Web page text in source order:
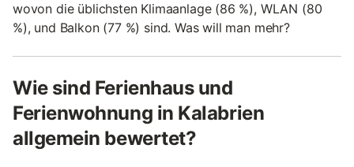
wovon die üblichsten Klimaanlage (86 %), WLAN (80
%), und Balkon (77 %) sind. Was will man mehr?
Wie sind Ferienhaus und
Ferienwohnung in Kalabrien
allgemein bewertet?